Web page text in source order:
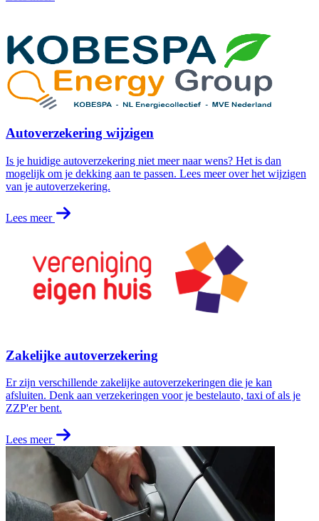
Autoverzekering wijzigen
Is je huidige autoverzekering niet meer naar wens? Het is dan
mogelijk om je dekking aan te passen. Lees meer over het wijzigen
van je autoverzekering.
Lees meer
Zakelijke autoverzekering
Er zijn verschillende zakelijke autoverzekeringen die je kan
afsluiten. Denk aan verzekeringen voor je bestelauto, taxi of als je
ZZP'er bent.
Lees meer